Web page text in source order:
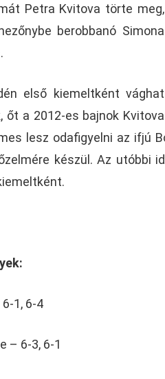
Petra Kvitova törte meg,
berobbanó Simona
első kiemeltként vághat
őt a 2012-es bajnok Kvitova
lesz odafigyelni az ifjú
készül. Az utóbbi
1, 6-4
– 6-3, 6-1